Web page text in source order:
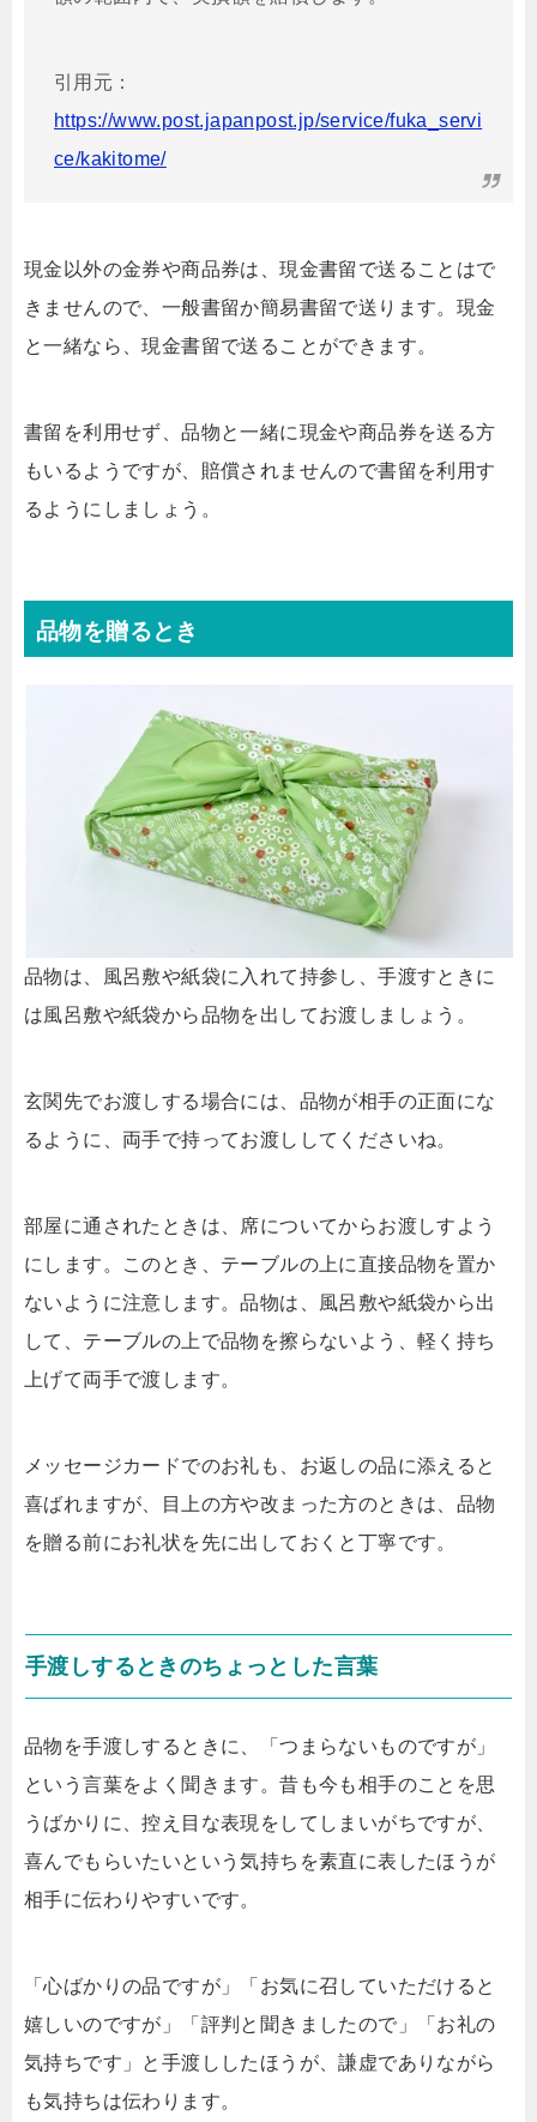
引用元：
https://www.post.japanpost.jp/service/fuka_servi
ce/kakitome/
現金以外の金券や商品券は、現金書留で送ることはで
きませんので、一般書留か簡易書留で送ります。現金
と一緒なら、現金書留で送ることができます。
書留を利用せず、品物と一緒に現金や商品券を送る方
もいるようですが、賠償されませんので書留を利用す
るようにしましょう。
品物を贈るとき
品物は、風呂敷や紙袋に入れて持参し、手渡すときに
は風呂敷や紙袋から品物を出してお渡しましょう。
玄関先でお渡しする場合には、品物が相手の正面にな
るように、両手で持ってお渡ししてくださいね。
部屋に通されたときは、席についてからお渡しすよう
にします。このとき、テーブルの上に直接品物を置か
ないように注意します。品物は、風呂敷や紙袋から出
して、テーブルの上で品物を擦らないよう、軽く持ち
上げて両手で渡します。
メッセージカードでのお礼も、お返しの品に添えると
喜ばれますが、目上の方や改まった方のときは、品物
を贈る前にお礼状を先に出しておくと丁寧です。
手渡しするときのちょっとした言葉
品物を手渡しするときに、「つまらないものですが」
という言葉をよく聞きます。昔も今も相手のことを思
うばかりに、控え目な表現をしてしまいがちですが、
喜んでもらいたいという気持ちを素直に表したほうが
相手に伝わりやすいです。
「心ばかりの品ですが」「お気に召していただけると
嬉しいのですが」「評判と聞きましたので」「お礼の
気持ちです」と手渡ししたほうが、謙虚でありながら
も気持ちは伝わります。